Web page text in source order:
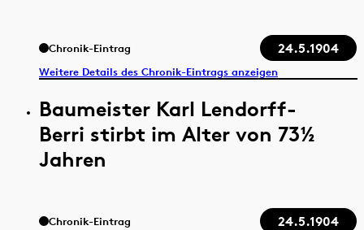
Chronik-Eintrag 24.5.1904
Weitere Details des Chronik-Eintrags anzeigen
Baumeister Karl Lendorff-
Berri stirbt im Alter von 73½
Jahren
Chronik-Eintrag 24.5.1904